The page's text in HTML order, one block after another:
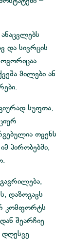
და სივრცის
მილები ან
სუფთა,
თვენს
პირობებში,
დაზოგავს
კომფორტს
შეარჩიე
დღესვე